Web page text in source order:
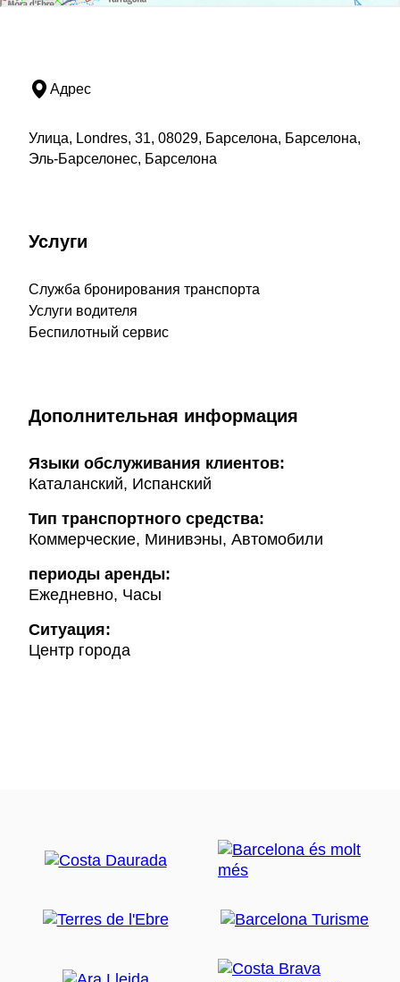
Адрес
Улица, Londres, 31, 08029, Барселона, Барселона,
Эль-Барселонес, Барселона
Услуги
Служба бронирования транспорта
Услуги водителя
Беспилотный сервис
Дополнительная информация
Языки обслуживания клиентов:
Каталанский, Испанский
Тип транспортного средства:
Коммерческие, Минивэны, Автомобили
периоды аренды:
Ежедневно, Часы
Ситуация:
Центр города